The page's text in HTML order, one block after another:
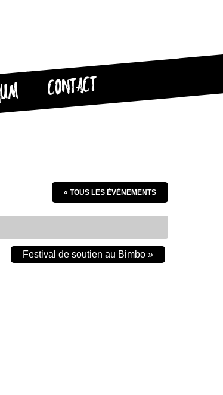
CONTACT
« TOUS LES ÉVÈNEMENTS
Festival de soutien au Bimbo »